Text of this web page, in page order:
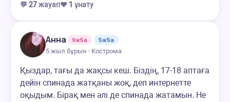
💬 27жауап❤️ 1 ұнату
Анна 9ж5а
5ж5а
5 жыл бұрын · Кострома
Қыздар, тағы да жақсы кеш. Біздің, 17-18 аптаға
дейін спинада жатқаны жоқ, деп интернетте
оқыдым. Бірақ мен әлі де спинада жатамын. Не